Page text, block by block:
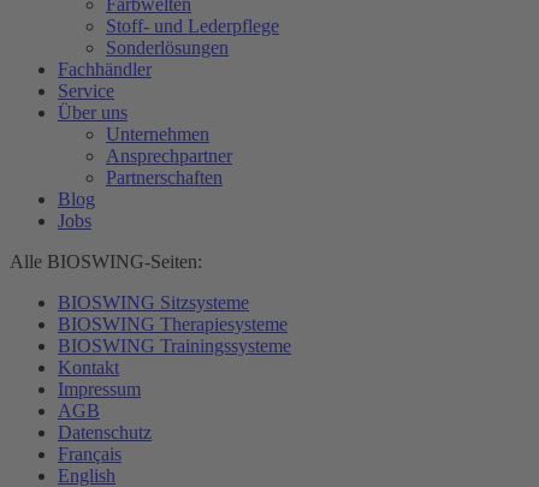
Farbwelten
Stoff- und Lederpflege
Sonderlösungen
Fachhändler
Service
Über uns
Unternehmen
Ansprechpartner
Partnerschaften
Blog
Jobs
Alle BIOSWING-Seiten:
BIOSWING Sitzsysteme
BIOSWING Therapiesysteme
BIOSWING Trainingssysteme
Kontakt
Impressum
AGB
Datenschutz
Français
English